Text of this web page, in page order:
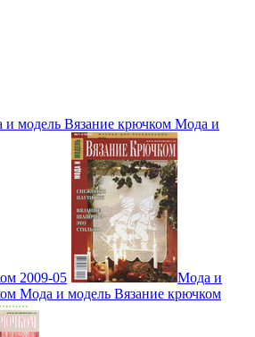
и модель Вязание крючком Мода и
2009-05
Мода и
Мода и модель Вязание крючком